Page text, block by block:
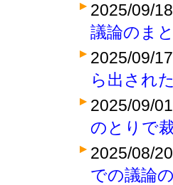
2025/09/
議論のま
2025/09/
ら出され
2025/09/
のとりで
2025/08/
での議論